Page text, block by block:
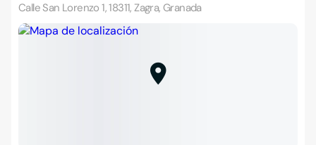
Calle San Lorenzo 1, 18311, Zagra, Granada